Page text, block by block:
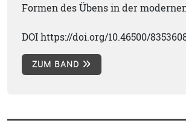
Formen des Übens in der
DOI https://doi.org/10.46500/
ZUM BAND